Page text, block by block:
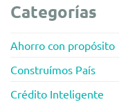
Categorías
Ahorro con propósito
Construímos País
Crédito Inteligente